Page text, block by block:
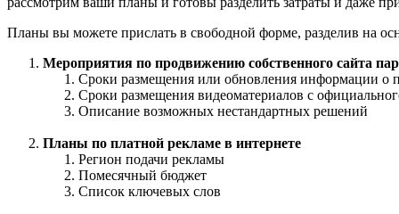
Планы вы можете прислать в свободной форме, разделив на
Мероприятия по продвижению собственного сайта
Сроки размещения или обновления информации о
Сроки размещения видеоматериалов с
Описание возможных нестандартных решений
Планы по платной рекламе в интернете
Регион подачи рекламы
Помесячный бюджет
Список ключевых слов